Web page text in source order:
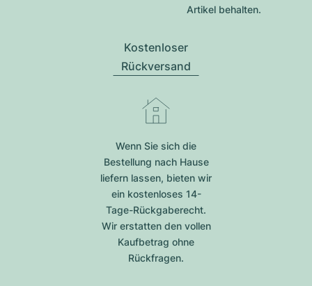
Artikel behalten.
Kostenloser
Rückversand
Wenn Sie sich die
Bestellung nach Hause
liefern lassen, bieten wir
ein kostenloses 14-
Tage-Rückgaberecht.
Wir erstatten den vollen
Kaufbetrag ohne
Rückfragen.